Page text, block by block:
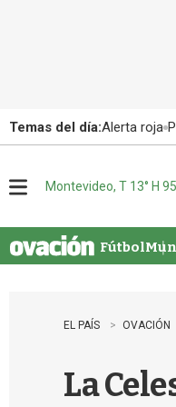
Temas del día:Alerta roja
u
Montevideo, T 13° H
Fútbol
EL PAÍS OVACIÓN
La